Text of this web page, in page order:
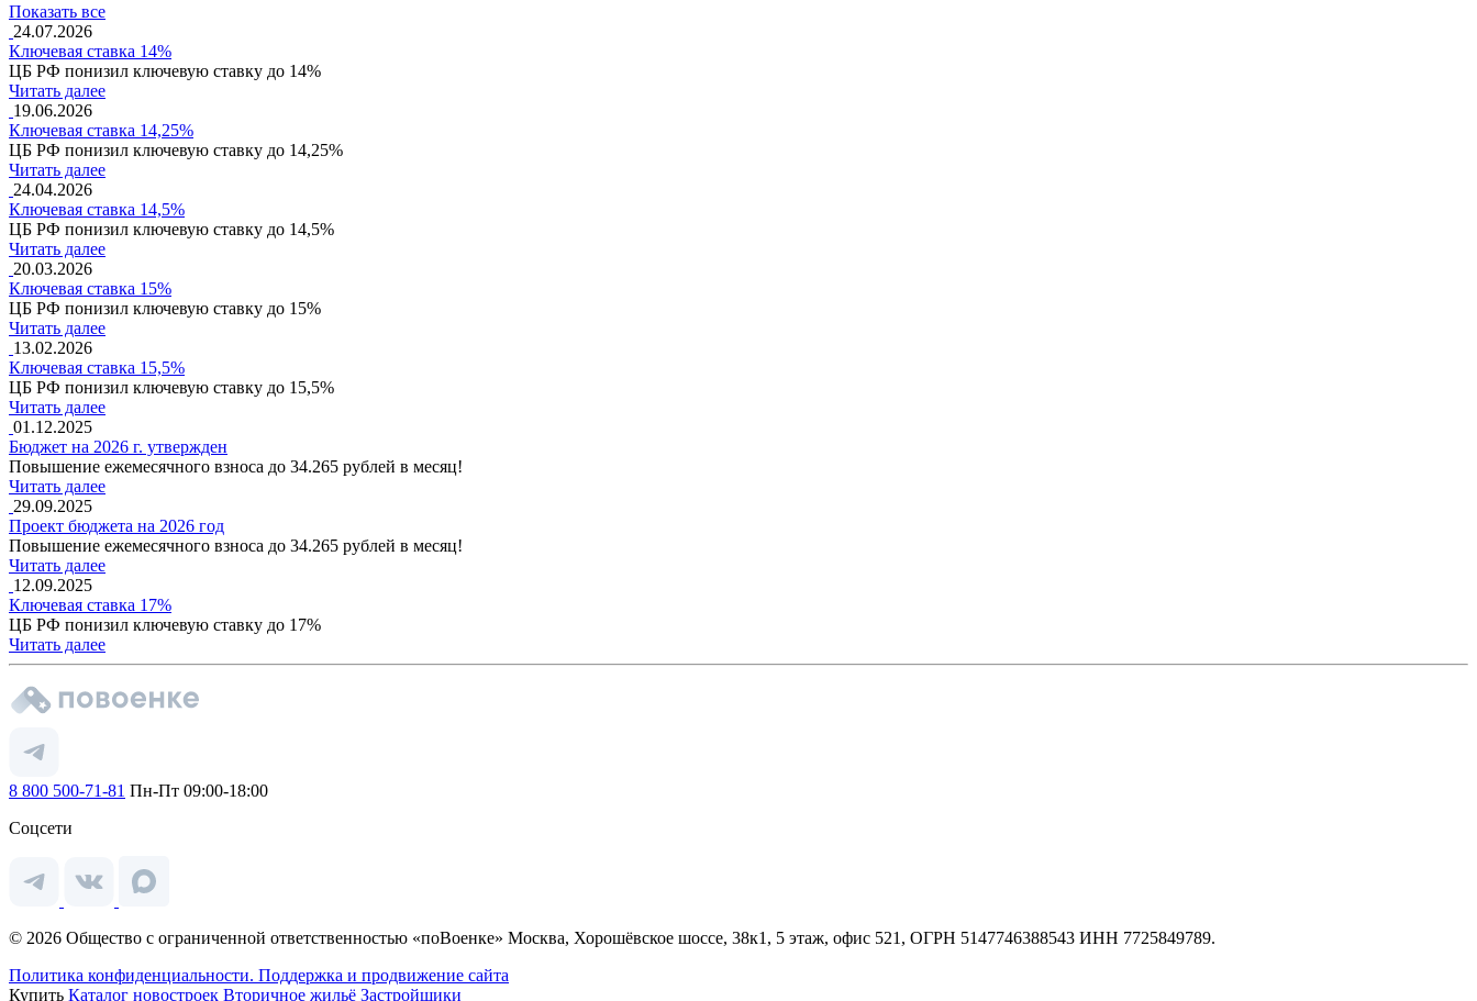
Показать все
24.07.2026
Ключевая ставка 14%
ЦБ РФ понизил ключевую ставку до 14%
Читать далее
19.06.2026
Ключевая ставка 14,25%
ЦБ РФ понизил ключевую ставку до 14,25%
Читать далее
24.04.2026
Ключевая ставка 14,5%
ЦБ РФ понизил ключевую ставку до 14,5%
Читать далее
20.03.2026
Ключевая ставка 15%
ЦБ РФ понизил ключевую ставку до 15%
Читать далее
13.02.2026
Ключевая ставка 15,5%
ЦБ РФ понизил ключевую ставку до 15,5%
Читать далее
01.12.2025
Бюджет на 2026 г. утвержден
Повышение ежемесячного взноса до 34.265 рублей в месяц!
Читать далее
29.09.2025
Проект бюджета на 2026 год
Повышение ежемесячного взноса до 34.265 рублей в месяц!
Читать далее
12.09.2025
Ключевая ставка 17%
ЦБ РФ понизил ключевую ставку до 17%
Читать далее
8 800 500-71-81 Пн-Пт 09:00-18:00
Соцсети
© 2026 Общество с ограниченной ответственностью «поВоенке» Москва, Хорошёвское шоссе, 38к1, 5 этаж, офис 521, ОГРН 5147746388543 ИНН 7725849789.
Политика конфиденциальности. Поддержка и продвижение сайта
Купить Каталог новостроек Вторичное жильё Застройщики